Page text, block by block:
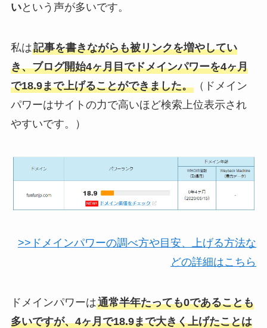
いという声が多いです。
私は記事を書きながらも被リンクを増やしてい
き、ブログ開始4ヶ月目でドメインパワーを4ヶ月
で18.9まで上げることができました。（ドメイン
パワーはサイトの力で高いほど検索上位表示され
やすいです。）
>>ドメインパワーの調べ方や目安、上げる方法な
どの詳細はこちら
ドメインパワーは通常半年たっても0であることも
多いですが、4ヶ月で18.9まで大きく上げたことは